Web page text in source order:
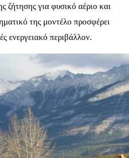
ζήτησης για φυσικό αέριο και
της μοντέλο προσφέρει
ενεργειακό περιβάλλον.